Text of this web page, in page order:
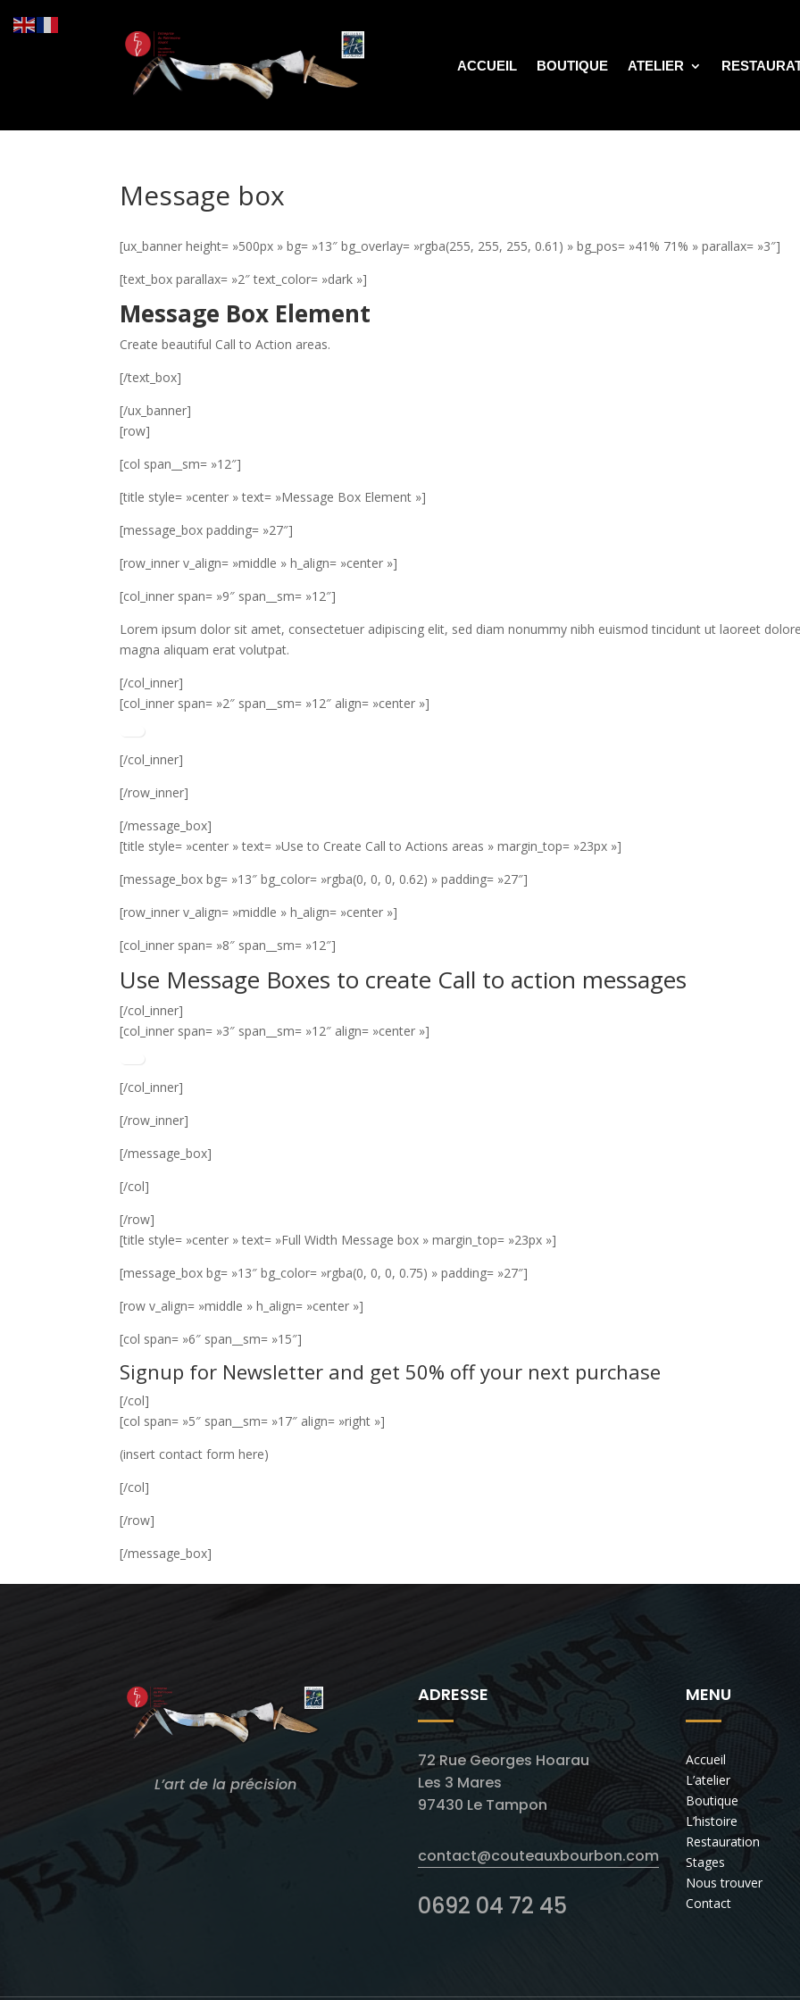
ACCUEIL BOUTIQUE ATELIER
Message box
[ux_banner height= »500px » bg= »13″ bg_overlay= »rgba(255, 255, 255, 0.61) » bg_pos= »41% 71% » parallax= »3″]
[text_box parallax= »2″ text_color= »dark »]
Message Box Element
Create beautiful Call to Action areas.
[/text_box]
[/ux_banner]
[row]
[col span__sm= »12″]
[title style= »center » text= »Message Box Element »]
[message_box padding= »27″]
[row_inner v_align= »middle » h_align= »center »]
[col_inner span= »9″ span__sm= »12″]
Lorem ipsum dolor sit amet, consectetuer adipiscing elit, sed diam nonummy nibh euismod tincidunt ut laoreet
magna aliquam erat volutpat.
[/col_inner]
[col_inner span= »2″ span__sm= »12″ align= »center »]
[/col_inner]
[/row_inner]
[/message_box]
[title style= »center » text= »Use to Create Call to Actions areas » margin_top= »23px »]
[message_box bg= »13″ bg_color= »rgba(0, 0, 0, 0.62) » padding= »27″]
[row_inner v_align= »middle » h_align= »center »]
[col_inner span= »8″ span__sm= »12″]
Use Message Boxes to create Call to action messages
[/col_inner]
[col_inner span= »3″ span__sm= »12″ align= »center »]
[/col_inner]
[/row_inner]
[/message_box]
[/col]
[/row]
[title style= »center » text= »Full Width Message box » margin_top= »23px »]
[message_box bg= »13″ bg_color= »rgba(0, 0, 0, 0.75) » padding= »27″]
[row v_align= »middle » h_align= »center »]
[col span= »6″ span__sm= »15″]
Signup for Newsletter and get 50% offyour next purchase
[/col]
[col span= »5″ span__sm= »17″ align= »right »]
(insert contact form here)
[/col]
[/row]
[/message_box]
L’art de la précision
ADRESSE
72 Rue Georges Hoarau
Les 3 Mares
97430 Le Tampon
contact@couteauxbourbon.com
0692 04 72 45
MENU
Accueil
L’atelier
Boutique
L’histoire
Restauration
Stages
Nous trouver
Contact